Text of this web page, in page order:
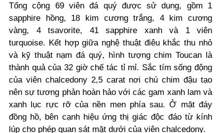
Tổng cộng 69 viên đá quý được sử dụng, gồm 1
sapphire hồng, 18 kim cương trắng, 4 kim cương
vàng, 4 tsavorite, 41 sapphire xanh và 1 viên
turquoise. Kết hợp giữa nghệ thuật điêu khắc thu nhỏ
và kỹ thuật nạm đá quý, hình tượng chim Toucan là
thành quả của 32 giờ chế tác tỉ mỉ. Sắc tím sống động
của viên chalcedony 2,5 carat nơi chú chim đậu tạo
nên sự tương phản hoàn hảo với các gam xanh lam và
xanh lục rực rỡ của nền men phía sau.Ở mặt đáy
đồng hồ, bên cạnh hiệu ứng thị giác độc đáo từ kính
lúp cho phép quan sát mặt dưới của viên chalcedony.